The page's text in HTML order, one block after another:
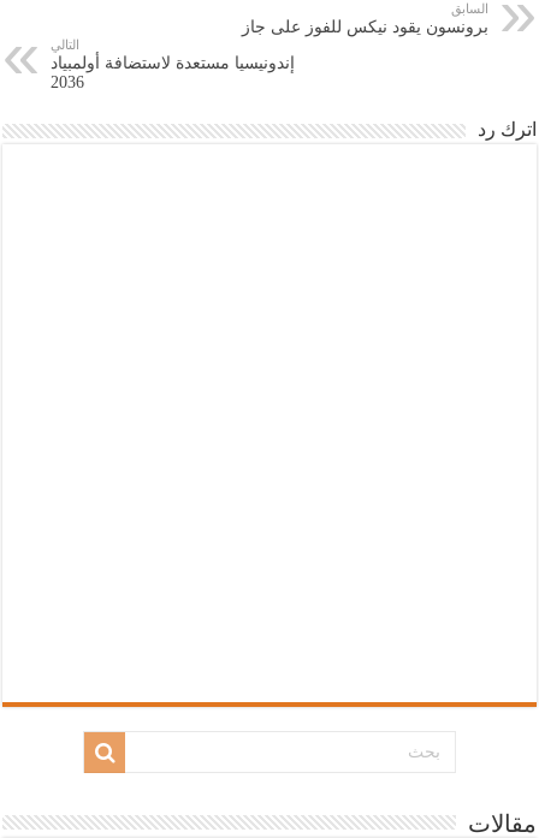
السابق
برونسون يقود نيكس للفوز على جاز
التالي
إندونيسيا مستعدة لاستضافة أولمبياد
2036
اترك رد
مقالات